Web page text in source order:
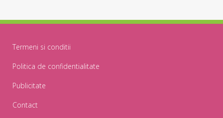
Termeni si conditii
Politica de confidentialitate
Publicitate
Contact